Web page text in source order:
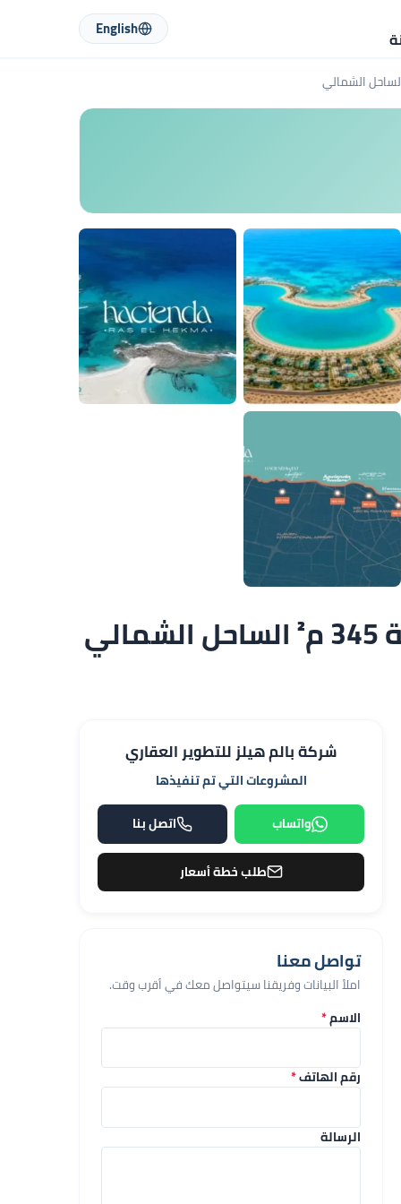
English
شركة بالم هيلز للتطوير العقاري
المشروعات التي تم تنفيذها
واتساب
اتصل بنا
طلب خطة أسعار
تواصل معنا
املأ البيانات وفريقنا سيتواصل معك في أقرب وقت.
الاسم*
رقم الهاتف*
الرسالة